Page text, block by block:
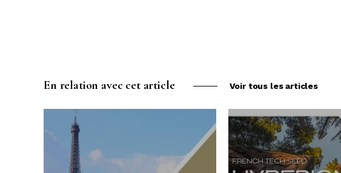
En relation avec cet article Voir tous les articles